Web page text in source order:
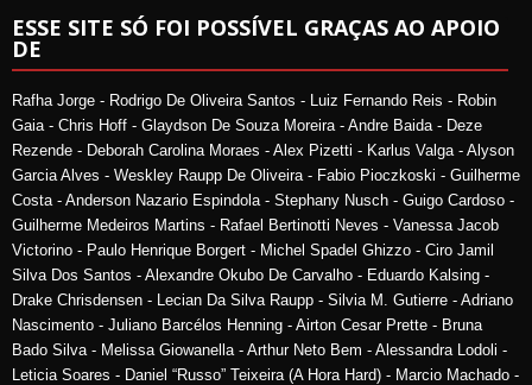
ESSE SITE SÓ FOI POSSÍVEL GRAÇAS AO APOIO
DE
Rafha Jorge - Rodrigo De Oliveira Santos - Luiz Fernando Reis - Robin
Gaia - Chris Hoff - Glaydson De Souza Moreira - Andre Baida - Deze
Rezende - Deborah Carolina Moraes - Alex Pizetti - Karlus Valga - Alyson
Garcia Alves - Weskley Raupp De Oliveira - Fabio Pioczkoski - Guilherme
Costa - Anderson Nazario Espindola - Stephany Nusch - Guigo Cardoso -
Guilherme Medeiros Martins - Rafael Bertinotti Neves - Vanessa Jacob
Victorino - Paulo Henrique Borgert - Michel Spadel Ghizzo - Ciro Jamil
Silva Dos Santos - Alexandre Okubo De Carvalho - Eduardo Kalsing -
Drake Chrisdensen - Lecian Da Silva Raupp - Silvia M. Gutierre - Adriano
Nascimento - Juliano Barcélos Henning - Airton Cesar Prette - Bruna
Bado Silva - Melissa Giowanella - Arthur Neto Bem - Alessandra Lodoli -
Leticia Soares - Daniel “Russo” Teixeira (A Hora Hard) - Marcio Machado -